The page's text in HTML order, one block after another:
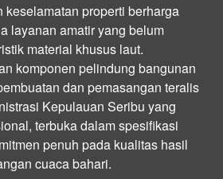
keselamatan properti berharga
layanan amatir yang belum
material khusus laut.
komponen pelindung bangunan
dan pemasangan teralis
Kepulauan Seribu yang
terbuka dalam spesifikasi
penuh pada kualitas hasil
cuaca bahari.